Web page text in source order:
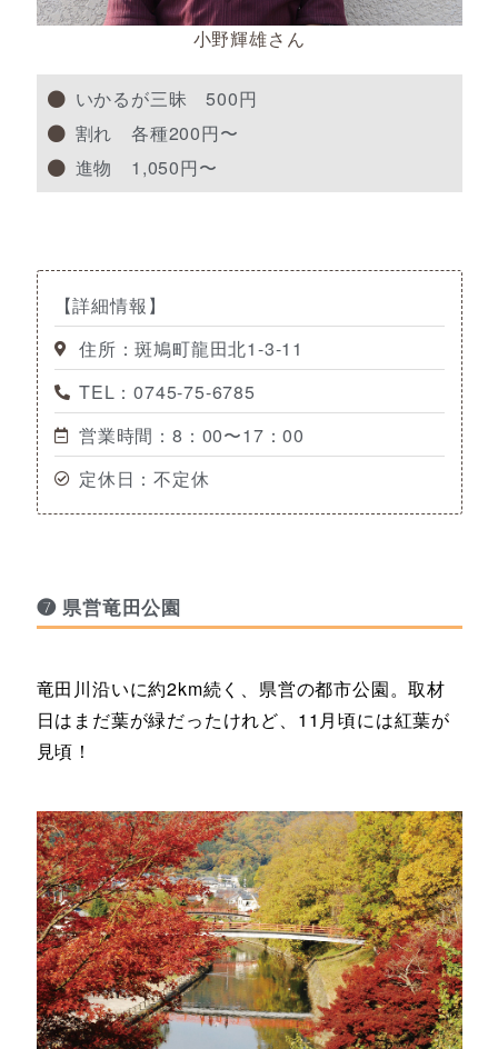
小野輝雄さん
いかるが三昧 500円
割れ 各種200円〜
進物 1,050円〜
【詳細情報】
住所：斑鳩町龍田北1-3-11
TEL：0745-75-6785
営業時間：8：00〜17：00
定休日：不定休
❼ 県営竜田公園
竜田川沿いに約2km続く、県営の都市公園。取材
日はまだ葉が緑だったけれど、11月頃には紅葉が
見頃！